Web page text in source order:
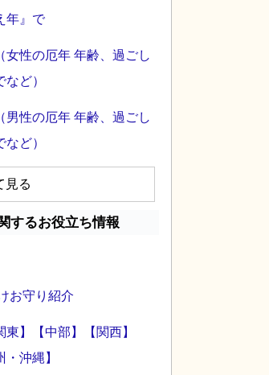
年』で
女性の厄年 年齢、過ごし
ど）
男性の厄年 年齢、過ごし
ど）
見る
するお役立ち情報
お守り紹介
東】 【中部】
【関西】
・沖縄】